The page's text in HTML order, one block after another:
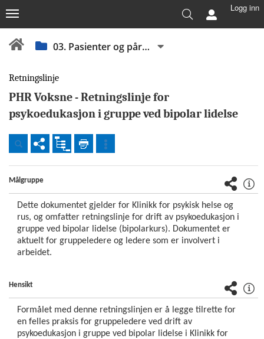
Logg inn
Dokumenter
Foretaksomfattende
felles
Vestre
Viken)
(Covid-
19)
nivå
03. Pasienter og pårørende
Retningslinje
PHR Voksne - Retningslinje for
psykoedukasjon i gruppe ved bipolar lidelse
Målgruppe
Dette dokumentet gjelder for Klinikk for psykisk helse og
rus, og omfatter retningslinje for drift av psykoedukasjon i
gruppe ved bipolar lidelse (bipolarkurs). Dokumentet er
aktuelt for gruppeledere og ledere som er involvert i
arbeidet.
Hensikt
Formålet med denne retningslinjen er å legge tilrette for
en felles praksis for gruppeledere ved drift av
psykoedukasjon i gruppe ved bipolar lidelse i Klinikk for